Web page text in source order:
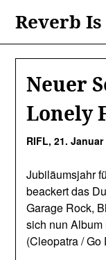
content
Reverb
Neuer
Lonely
RIFL,21. Januar
Jubiläumsjahr
beackert das
Garage Rock,
sich nun Album
(Cleopatra /